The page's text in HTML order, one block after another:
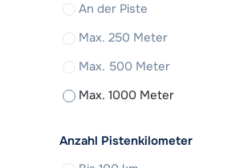
An der Piste
Max. 250 Meter
Max. 500 Meter
Max. 1000 Meter
Anzahl Pistenkilometer